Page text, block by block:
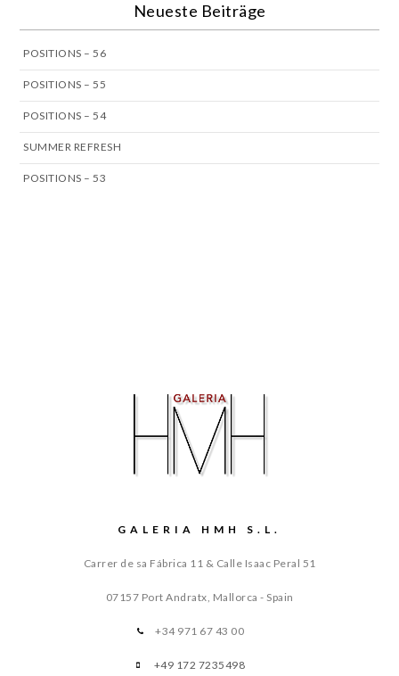
Neueste Beiträge
POSITIONS – 56
POSITIONS – 55
POSITIONS – 54
SUMMER REFRESH
POSITIONS – 53
GALERIA HMH S.L.
Carrer de sa Fábrica 11 & Calle Isaac Peral 51
07157 Port Andratx, Mallorca - Spain
+34 971 67 43 00
+49 172 7235498